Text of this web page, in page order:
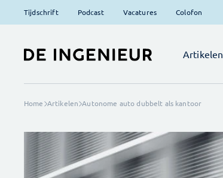
Tijdschrift Podcast Vacatures Colofon
Artikelen
Home Artikelen Autonome auto dubbelt als kantoor